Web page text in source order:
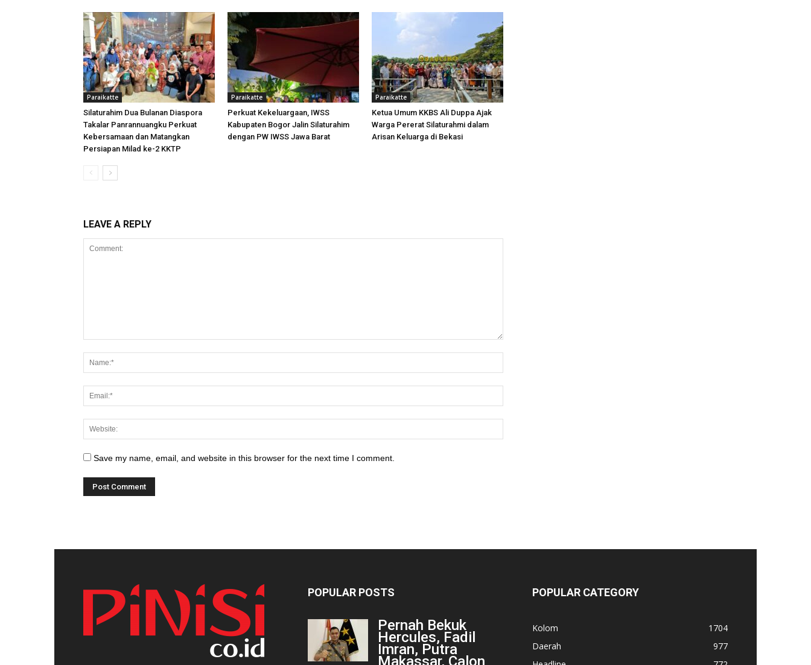
Paraikatte
Silaturahim Dua Bulanan Diaspora
Takalar Panrannuangku Perkuat
Kebersamaan dan Matangkan
Persiapan Milad ke-2 KKTP
Paraikatte
Perkuat Kekeluargaan, IWSS
Kabupaten Bogor Jalin Silaturahim
dengan PW IWSS Jawa Barat
Paraikatte
Ketua Umum KKBS Ali Duppa Ajak
Warga Pererat Silaturahmi dalam
Arisan Keluarga di Bekasi
LEAVE A REPLY
Save my name, email, and website in this browser for the next time I comment.
POPULAR POSTS
Pernah Bekuk
Hercules, Fadil
Imran, Putra
Makassar, Calon
POPULAR CATEGORY
Kolom
1704
Daerah
977